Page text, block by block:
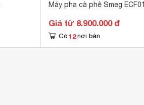
Máy pha cà phê Smeg
Giá từ 8.900.000 đ
Có 12 nơi bán